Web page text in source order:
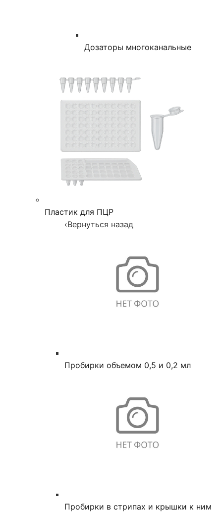
Дозаторы многоканальные
Пластик для ПЦР
‹Вернуться назад
Пробирки объемом 0,5 и 0,2 мл
Пробирки в стрипах и крышки к ним